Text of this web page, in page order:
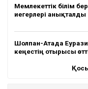
Мемлекеттік білім
иегерлері анықталды
Шолпан-Атада
кеңестің отырысы